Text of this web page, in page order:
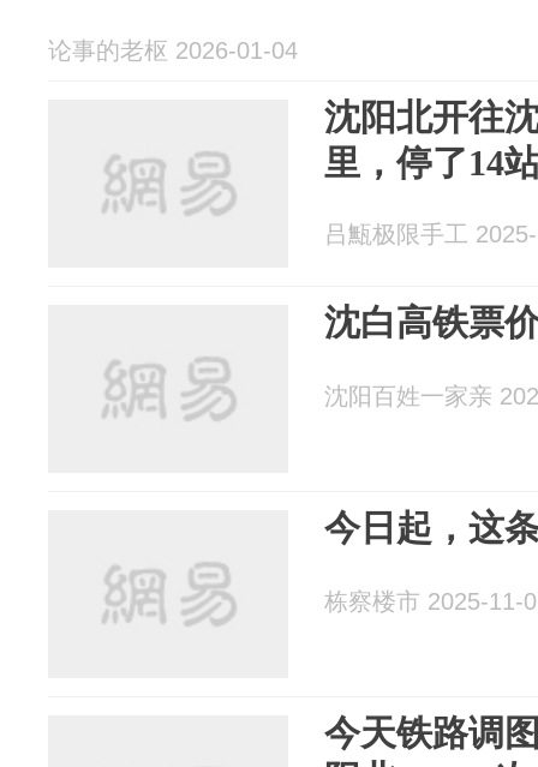
论事的老枢 2026-01-04
沈阳北开往
里，停了14
吕甒极限手工
沈白高铁票
沈阳百姓一家亲
今日起，这
栋察楼市 2025-11-
今天铁路调